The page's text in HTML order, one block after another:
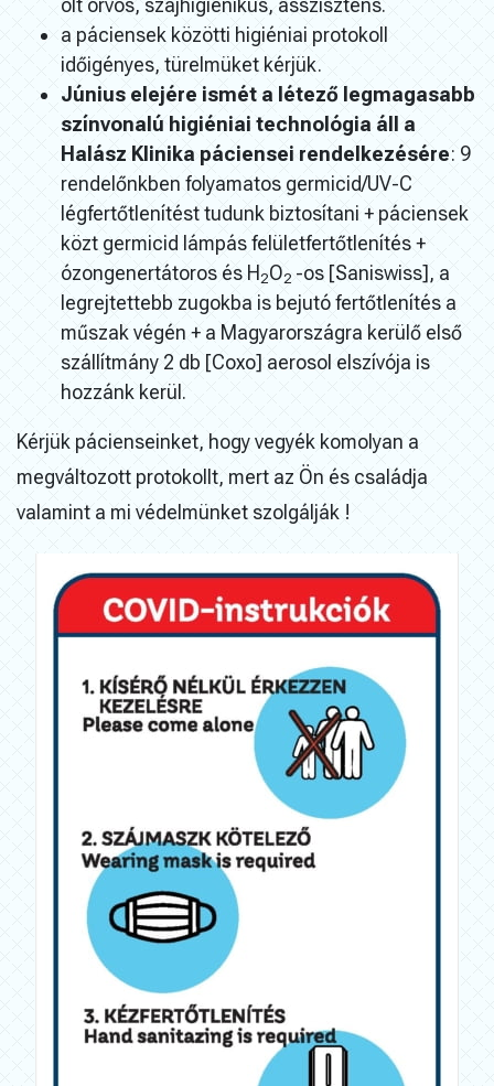
ölt orvos, szájhigiénikus, asszisztens.
a páciensek közötti higiéniai protokoll
időigényes, türelmüket kérjük.
Június elejére ismét a létező legmagasabb
színvonalú higiéniai technológia áll a
Halász Klinika páciensei rendelkezésére: 9
rendelőnkben folyamatos germicid/UV-C
légfertőtlenítést tudunk biztosítani + páciensek
közt germicid lámpás felületfertőtlenítés +
ózongenertátoros és H2O2 -os [Saniswiss], a
legrejtettebb zugokba is bejutó fertőtlenítés a
műszak végén + a Magyarországra kerülő első
szállítmány 2 db [Coxo] aerosol elszívója is
hozzánk kerül.
Kérjük pácienseinket, hogy vegyék komolyan a
megváltozott protokollt, mert az Ön és családja
valamint a mi védelmünket szolgálják !